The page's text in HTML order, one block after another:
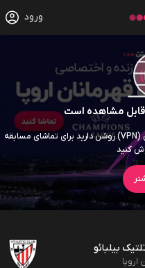
ورود
قابل مشاهده است
آی پی شما خارج از ایران است اگر فیلتر شکن (VPN) روشن دارید برای تماشای مسابقه
کنید
بیلبائو
اروپا